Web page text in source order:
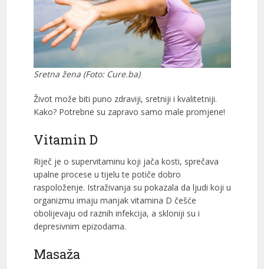
Sretna žena (Foto: Cure.ba)
Život može biti puno zdraviji, sretniji i kvalitetniji.
Kako? Potrebne su zapravo samo male promjene!
Vitamin D
Riječ je o supervitaminu koji jača kosti, sprečava
upalne procese u tijelu te potiče dobro
raspoloženje. Istraživanja su pokazala da ljudi koji u
organizmu imaju manjak vitamina D češće
obolijevaju od raznih infekcija, a skloniji su i
depresivnim epizodama.
Masaža